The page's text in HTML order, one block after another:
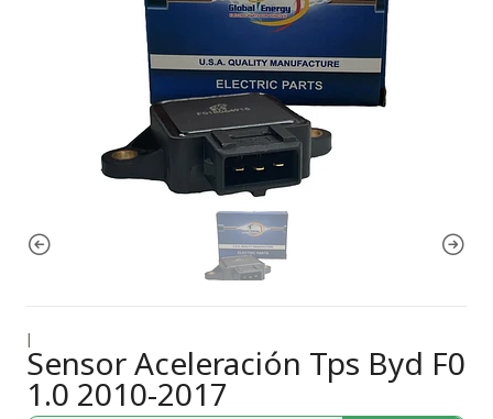
|
Sensor Aceleración Tps Byd F0
1.0 2010-2017